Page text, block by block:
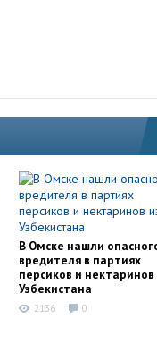
В Омске нашли
вредителя в партиях
персиков и нектаринов
Узбекистана
2136 0